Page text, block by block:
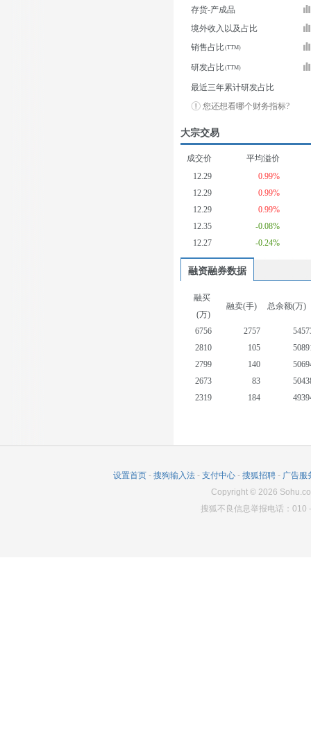
存货-产成品
境外收入以及占比
销售占比
研发占比
最近三年累计研发占比
您还想看哪个财务指标?
大宗交易
成交价
平均溢价
12.29
0.99%
12.29
0.99%
12.29
0.99%
12.35
-0.08%
12.27
-0.24%
融资融券数据
融买
(万)
融卖(手) 总余额(万)
6756 2757
2810
105
2799
140
2673
83
2319
184
4228
651
3360
686
设置首页 - 搜狗输入法 - 支付中心 - 搜狐招聘 - 广告服
Copyright© 2026
搜狐不良信息举报电话：010